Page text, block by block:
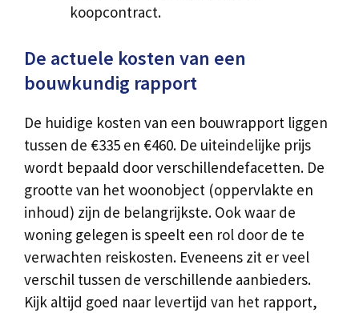
koopcontract.
De actuele kosten van een
bouwkundig rapport
De huidige kosten van een bouwrapport liggen
tussen de €335 en €460. De uiteindelijke prijs
wordt bepaald door verschillendefacetten. De
grootte van het woonobject (oppervlakte en
inhoud) zijn de belangrijkste. Ook waar de
woning gelegen is speelt een rol door de te
verwachten reiskosten. Eveneens zit er veel
verschil tussen de verschillende aanbieders.
Kijk altijd goed naar levertijd van het rapport,